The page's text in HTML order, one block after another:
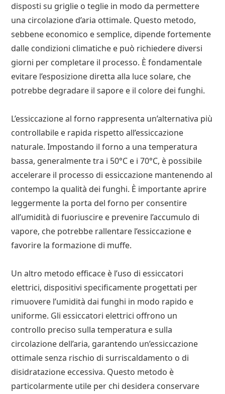
disposti su griglie o teglie in modo da permettere
una circolazione d’aria ottimale. Questo metodo,
sebbene economico e semplice, dipende fortemente
dalle condizioni climatiche e può richiedere diversi
giorni per completare il processo. È fondamentale
evitare l’esposizione diretta alla luce solare, che
potrebbe degradare il sapore e il colore dei funghi.
L’essiccazione al forno rappresenta un’alternativa più
controllabile e rapida rispetto all’essiccazione
naturale. Impostando il forno a una temperatura
bassa, generalmente tra i 50°C e i 70°C, è possibile
accelerare il processo di essiccazione mantenendo al
contempo la qualità dei funghi. È importante aprire
leggermente la porta del forno per consentire
all’umidità di fuoriuscire e prevenire l’accumulo di
vapore, che potrebbe rallentare l’essiccazione e
favorire la formazione di muffe.
Un altro metodo efficace è l’uso di essiccatori
elettrici, dispositivi specificamente progettati per
rimuovere l’umidità dai funghi in modo rapido e
uniforme. Gli essiccatori elettrici offrono un
controllo preciso sulla temperatura e sulla
circolazione dell’aria, garantendo un’essiccazione
ottimale senza rischio di surriscaldamento o di
disidratazione eccessiva. Questo metodo è
particolarmente utile per chi desidera conservare